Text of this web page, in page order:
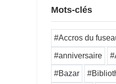
Mots-clés
#Accros du
#anniversaire
#Bazar